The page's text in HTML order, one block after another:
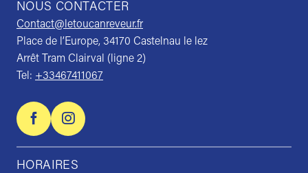
NOUS CONTACTER
Contact@letoucanreveur.fr
Place de l’Europe, 34170 Castelnau le lez
Arrêt Tram Clairval (ligne 2)
Tel: +33467411067
HORAIRES